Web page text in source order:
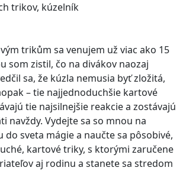
trikov, kúzelník
trikům sa venujem už viac ako 15
som zistil, čo na divákov naozaj
sa, že kúzla nemusia byť zložitá,
– tie najjednoduchšie kartové
tie najsilnejšie reakcie a zostávajú
navždy. Vydejte sa so mnou na
do sveta mágie a naučte sa pôsobivé,
kartové triky, s ktorými zaručene
aj rodinu a stanete sa stredom